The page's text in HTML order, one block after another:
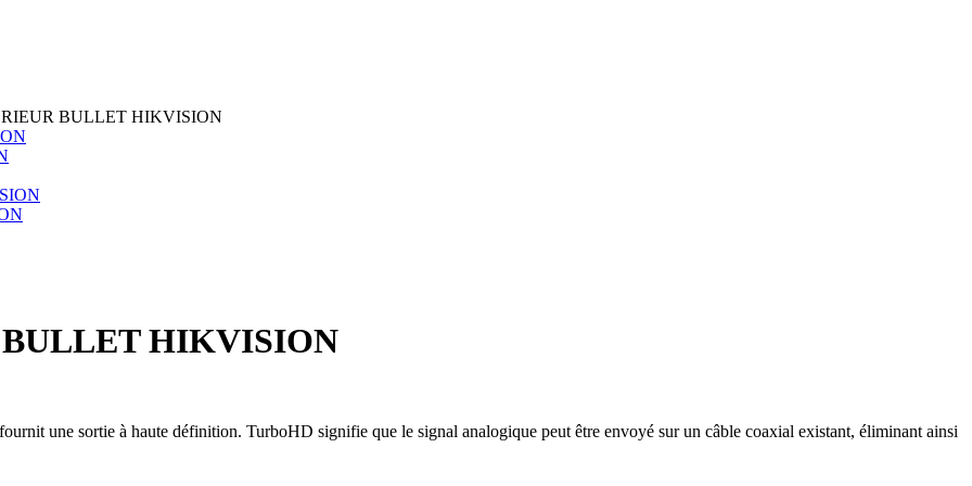
BULLET HIKVISION
HIKVISION
une sortie à haute définition. TurboHD signifie que le signal analogique peut être envoyé sur un câble coaxial existant, éliminant ainsi